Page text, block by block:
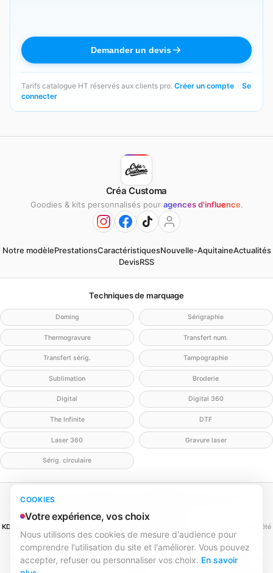
COOKIES
Votre expérience, vos choix
Nous utilisons des cookies de mesure d'audience pour
comprendre l'utilisation du site et l'améliorer. Vous pouvez
accepter, refuser ou personnaliser vos choix. En savoir
Demander un devis
Tarifs catalogue HT réservés aux clients pro. Créer un compte · Se
connecter
Créa Customa
Goodies & kits personnalisés pour agences d'influence.
Notre modèlePrestationsCaractéristiquesNouvelle-AquitaineActualités
DevisRSS
Techniques de marquage
Doming Sérigraphie
Thermogravure Transfert num.
Transfert sérig. Tampographie
Sublimation Broderie
Digital Digital 360
The Infinite DTF
Laser 360 Gravure laser
Sérig. circulaire
Mentions légales
KD2V SIGNA & EVENTA
(MEILLEURECOMMUNICATION.COM - KD2V) — SAS, société
par actions simplifiée
SIREN 979 428 133 · SIRET 979 428 133 00016 · TVA FR84979428133
979 428 133 R.C.S. Bordeaux · Capital 1 000,00 € · 31 rue Caroline Aigle, 33700